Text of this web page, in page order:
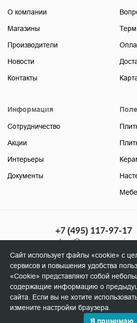
О компании
Магазины
Производители
Новости
Контакты
Информация
Сотрудничество
Акции
Интерьеры
Документы
+7 (495) 117-97-17
(розница)
+7 (495) 506-96-98
(оптовикам)
Сайт использует файлы «cookie» с
сервисов и повышения удобства
«Cookie» представляют собой
содержащие информацию о
сайта. Если вы не хотите
измените настройки браузера.
Я принимаю